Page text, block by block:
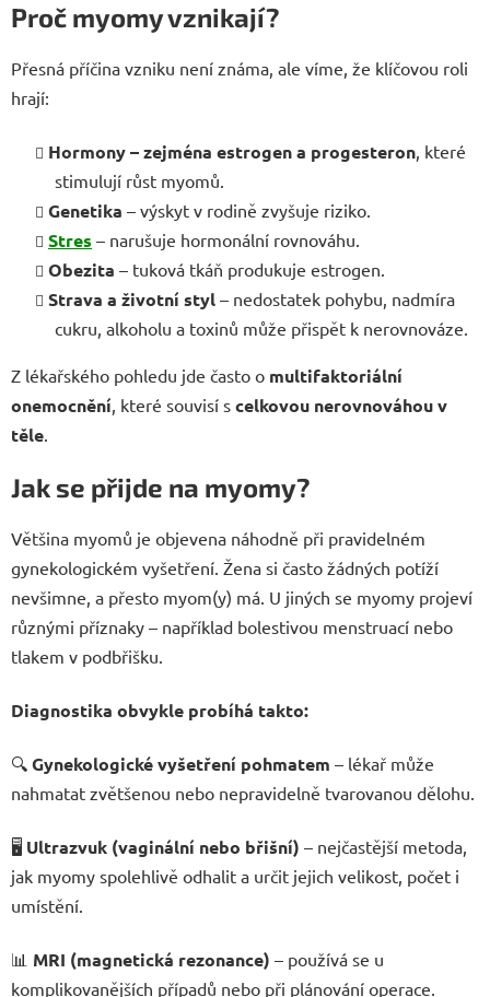
Proč myomy vznikají?
Přesná příčina vzniku není známa, ale víme, že klíčovou roli
hrají:
Hormony – zejména estrogen a progesteron, které
stimulují růst myomů.
Genetika – výskyt v rodině zvyšuje riziko.
Stres – narušuje hormonální rovnováhu.
Obezita – tuková tkáň produkuje estrogen.
Strava a životní styl – nedostatek pohybu, nadmíra
cukru, alkoholu a toxinů může přispět k nerovnováze.
Z lékařského pohledu jde často o multifaktoriální
onemocnění, které souvisí s celkovou nerovnováhou v
těle.
Jak se přijde na myomy?
Většina myomů je objevena náhodně při pravidelném
gynekologickém vyšetření. Žena si často žádných potíží
nevšimne, a přesto myom(y) má. U jiných se myomy projeví
různými příznaky – například bolestivou menstruací nebo
tlakem v podbřišku.
Diagnostika obvykle probíhá takto:
🔍 Gynekologické vyšetření pohmatem – lékař může
nahmatat zvětšenou nebo nepravidelně tvarovanou dělohu.
🖥️ Ultrazvuk (vaginální nebo břišní) – nejčastější metoda,
jak myomy spolehlivě odhalit a určit jejich velikost, počet i
umístění.
📊 MRI (magnetická rezonance) – používá se u
komplikovanějších případů nebo při plánování operace.